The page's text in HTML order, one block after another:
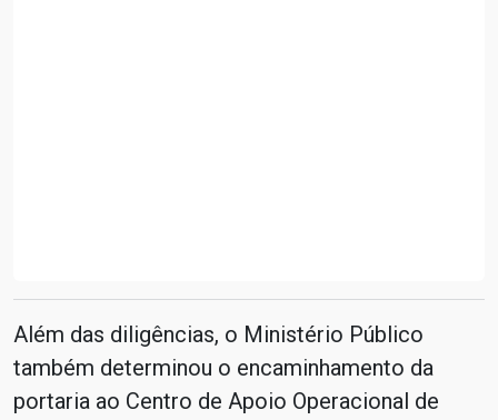
Além das diligências, o Ministério Público
também determinou o encaminhamento da
portaria ao Centro de Apoio Operacional de